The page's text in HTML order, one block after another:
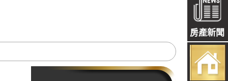
房產新聞